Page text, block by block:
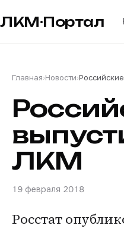
ЛКМ·Портал
Главная›Новости›
ЛКМ
19 февраля 2018
Росстат